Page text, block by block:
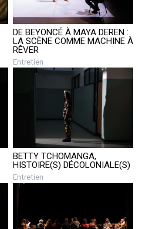
DE BEYONCÉ À MAYA DEREN :
LA SCÈNE COMME MACHINE À
RÊVER
Entretien
BETTY TCHOMANGA,
HISTOIRE(S) DÉCOLONIALE(S)
Entretien